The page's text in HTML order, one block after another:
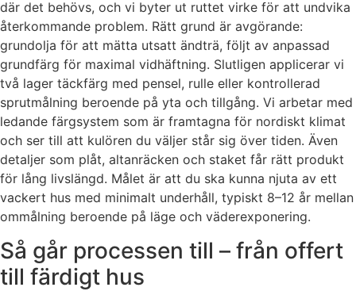
där det behövs, och vi byter ut ruttet virke för att undvika
återkommande problem. Rätt grund är avgörande:
grundolja för att mätta utsatt ändträ, följt av anpassad
grundfärg för maximal vidhäftning. Slutligen applicerar vi
två lager täckfärg med pensel, rulle eller kontrollerad
sprutmålning beroende på yta och tillgång. Vi arbetar med
ledande färgsystem som är framtagna för nordiskt klimat
och ser till att kulören du väljer står sig över tiden. Även
detaljer som plåt, altanräcken och staket får rätt produkt
för lång livslängd. Målet är att du ska kunna njuta av ett
vackert hus med minimalt underhåll, typiskt 8–12 år mellan
ommålning beroende på läge och väderexponering.
Så går processen till – från offert
till färdigt hus